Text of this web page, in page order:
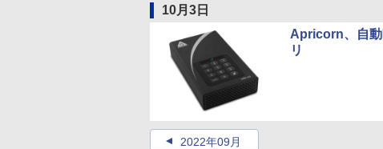
10月3日
Apricorn、自動
リ
2022年09月